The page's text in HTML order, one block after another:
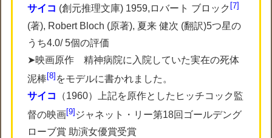
サイコ (創元推理文庫) 1959,ロバート ブロック 7
(著), Robert Bloch (原著), 夏来 健次 (翻訳)5つ星の
うち4.0/ 5個の評価
➤映画原作 精神病院に入院していた実在の死体
泥棒 8 をモデルに書かれました。
サイコ
（1960）上記を原作としたヒッチコック監
督の映画 9 ジャネット・リー第18回ゴールデング
ローブ賞 助演女優賞受賞